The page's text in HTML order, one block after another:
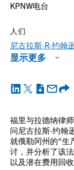
KPNW电台
福里与拉德纳律
问尼古拉斯·约翰
就俄勒冈州的“生
讨，并分析了该
以及潜在费用回收
人们
尼古拉斯·R·约翰
显示更多